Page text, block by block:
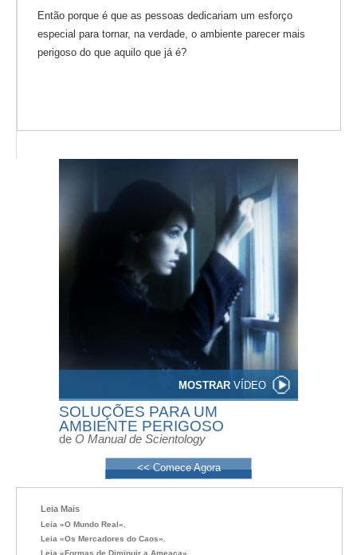
MOSTRAR VÍDEO
SOLUÇÕES PARA UM
AMBIENTE PERIGOSO
de O Manual de Scientology
<< Comece Agora
Então porque é que as pessoas dedicariam um esforço
especial para tornar, na verdade, o ambiente parecer mais
perigoso do que aquilo que já é?
Leia Mais
Leia «O Mundo Real».
Leia «Os Mercadores do Caos».
Leia «Formas de Diminuir a Ameaça».